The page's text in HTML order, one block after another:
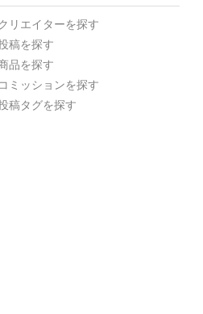
クリエイターを探す
稿を探す
品を探す
コミッションを探す
稿タグを探す